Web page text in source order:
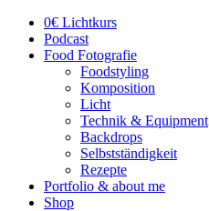
0€ Lichtkurs
Podcast
Food Fotografie
Foodstyling
Komposition
Licht
Technik & Equipment
Backdrops
Selbstständigkeit
Rezepte
Portfolio & about me
Shop